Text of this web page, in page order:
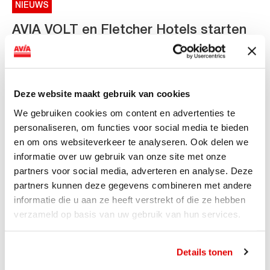
Deze website maakt gebruik van cookies
We gebruiken cookies om content en advertenties te
personaliseren, om functies voor social media te bieden
en om ons websiteverkeer te analyseren. Ook delen we
informatie over uw gebruik van onze site met onze
partners voor social media, adverteren en analyse. Deze
partners kunnen deze gegevens combineren met andere
informatie die u aan ze heeft verstrekt of die ze hebben
verzameld op basis van uw gebruik van hun services.
Details tonen
NIEUWS
AVIA VOLT en Fletcher Hotels starten
landelijke uitrol van DC-
van DC-snellaadinfrastructuur AVIA VOLT en...
Lees verder